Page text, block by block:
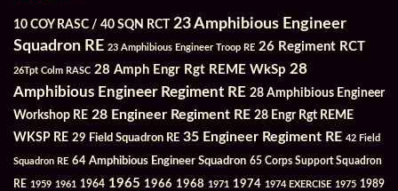
10 COY RASC / 40 SQN RCT
23 Amphibious Engineer
Squadron RE 23 Amphibious Engineer Troop RE 26 Regiment RCT
26Tpt Colm RASC 28 Amph Engr Rgt REME WkSp 28
Amphibious Engineer Regiment RE 28 Amphibious Engineer
Workshop RE 28 Engineer Regiment RE 28 Engr Rgt REME
WKSP RE 29 Field Squadron RE 35 Engineer Regiment RE 42 Field
Squadron RE 64 Amphibious Engineer Squadron 65 Corps Support Squadron
RE 1959 1961 1964 1965 1966 1968 1971 1974 1974 EXERCISE 1975 1989